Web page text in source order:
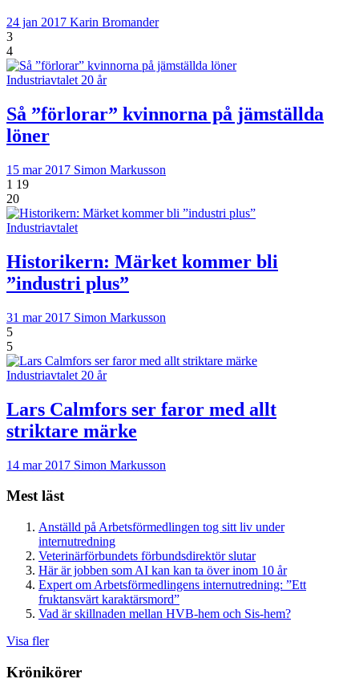
24 jan 2017 Karin Bromander
3
4
Industriavtalet 20 år
Så ”förlorar” kvinnorna på jämställda
löner
15 mar 2017 Simon Markusson
1 19
20
Industriavtalet
Historikern: Märket kommer bli
”industri plus”
31 mar 2017 Simon Markusson
5
5
Industriavtalet 20 år
Lars Calmfors ser faror med allt
striktare märke
14 mar 2017 Simon Markusson
Mest läst
Anställd på Arbetsförmedlingen tog sitt liv under
internutredning
Veterinärförbundets förbundsdirektör slutar
Här är jobben som AI kan kan ta över inom 10 år
Expert om Arbetsförmedlingens internutredning: ”Ett
fruktansvärt karaktärsmord”
Vad är skillnaden mellan HVB-hem och Sis-hem?
Visa fler
Krönikörer